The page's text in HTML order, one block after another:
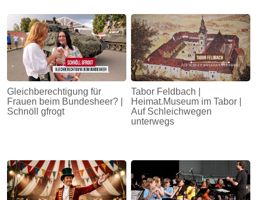
Gleichberechtigung für
Frauen beim Bundesheer? |
Schnöll gfrogt
Tabor Feldbach |
Heimat.Museum im Tabor |
Auf Schleichwegen
unterwegs